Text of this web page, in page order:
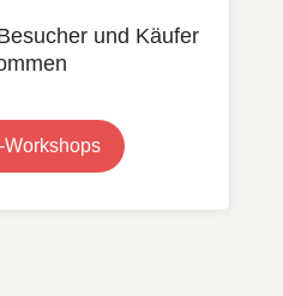
und Käufer
Workshops